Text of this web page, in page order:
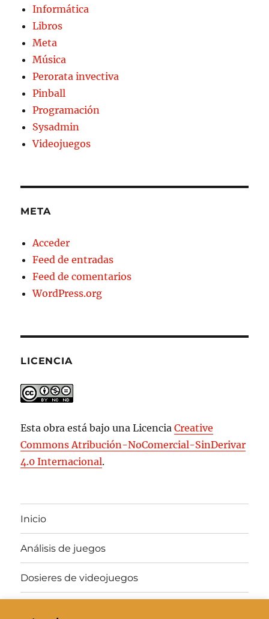
Informática
Libros
Meta
Música
Perorata invectiva
Pinball
Programación
Sysadmin
Videojuegos
META
Acceder
Feed de entradas
Feed de comentarios
WordPress.org
LICENCIA
Esta obra está bajo una LicenciaCreative
Commons Atribución-NoComercial-SinDerivar
4.0 Internacional.
Inicio
Análisis de juegos
Dosieres de videojuegos